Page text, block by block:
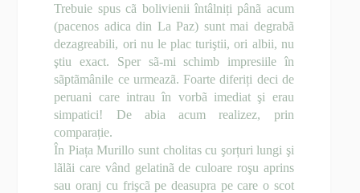
Trebuie spus cã bolivienii întâlniți pânã acum
(pacenos adica din La Paz) sunt mai degrabã
dezagreabili, ori nu le plac turiştii, ori albii, nu
ştiu exact. Sper sã-mi schimb impresiile în
sãptãmânile ce urmeazã. Foarte diferiți deci de
peruani care intrau în vorbã imediat şi erau
simpatici! De abia acum realizez, prin
comparație.
În Piața Murillo sunt cholitas cu şorțuri lungi şi
lãlãi care vând gelatinã de culoare roşu aprins
sau oranj cu frişcã pe deasupra pe care o scot